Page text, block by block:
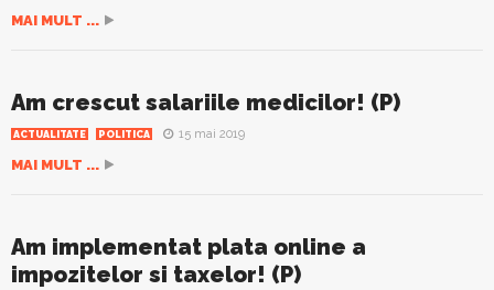
MAI MULT ...
Am crescut salariile medicilor! (P)
ACTUALITATE POLITICA 15 mai 2019
MAI MULT ...
Am implementat plata online a
impozitelor si taxelor! (P)